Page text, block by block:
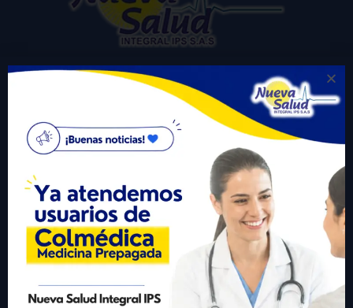
Carrera 20 # 23A -20 La Granja San José del Guaviare
Correo electrónico para notificaciones judiciales:
gerencia@nuevasaludips.com
+57 310 6246977
Visitante #